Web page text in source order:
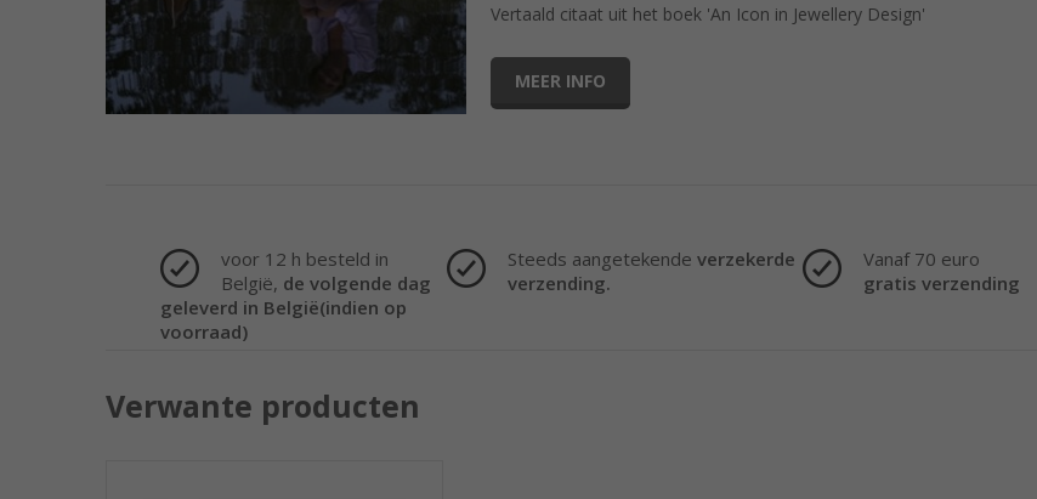
Vertaald citaat uit het boek 'An Icon in Jewellery Design'
MEER INFO
voor 12 h besteld in
België, de volgende dag
geleverd in België(indien op
voorraad)
Steeds aangetekendeverzekerde
verzending.
Vanaf 70 euro
gratis verzending
Verwante producten